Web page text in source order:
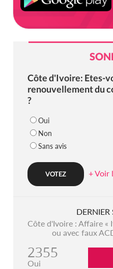
Côte d'Ivoire: Etes-
renouvellement du
?
Oui
Non
Sans avis
+ Voir
Côte d'Ivoire : Affaire «
ou avec faux
2355
Oui